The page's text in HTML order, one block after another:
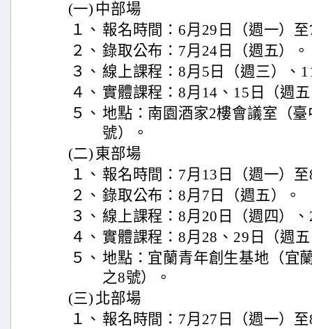
(一) 中部場
１、 報名時間：6月29日（週一）
２、 錄取公布：7月24日（週五）。
３、 線上課程：8月5日（週三）、
４、 實體課程：8月14、15日（週
５、 地點：南園酒家2樓會議室（
號）。
(二) 東部場
１、 報名時間：7月13日（週一）
２、 錄取公布：8月7日（週五）。
３、 線上課程：8月20日（週四）
４、 實體課程：8月28、29日（週
５、 地點：宜蘭青年創生基地（宜
之8號）。
(三) 北部場
１、 報名時間：7月27日（週一）